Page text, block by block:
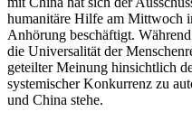
humanitäre Hilfe am Mittwoch
Anhörung beschäftigt.
die Universalität der
geteilter Meinung hinsichtlich
systemischer Konkurrenz zu
und China stehe.